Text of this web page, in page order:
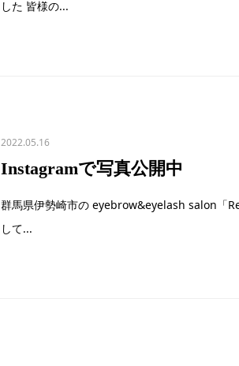
した 皆様の...
2022.05.16
Instagramで写真公開中
群馬県伊勢崎市の eyebrow&eyelash salon「
して...